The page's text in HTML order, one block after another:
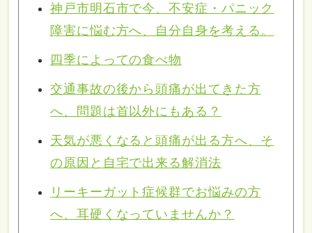
神戸市明石市で今、不安症・パニック
障害に悩む方へ、自分自身を考える。
四季によっての食べ物
交通事故の後から頭痛が出てきた方
へ、問題は首以外にもある？
天気が悪くなると頭痛が出る方へ、そ
の原因と自宅で出来る解消法
リーキーガット症候群でお悩みの方
へ、耳硬くなっていませんか？